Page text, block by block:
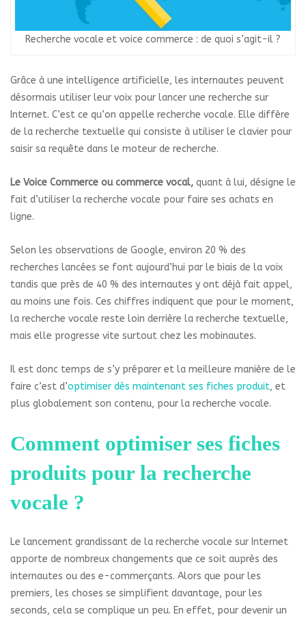
Recherche vocale et voice commerce : de quoi s’agit-il ?
Grâce à une intelligence artificielle, les internautes peuvent
désormais utiliser leur voix pour lancer une recherche sur
Internet. C’est ce qu’on appelle recherche vocale. Elle diffère
de la recherche textuelle qui consiste à utiliser le clavier pour
saisir sa requête dans le moteur de recherche.
Le Voice Commerce ou commerce vocal, quant à lui, désigne le
fait d’utiliser la recherche vocale pour faire ses achats en
ligne.
Selon les observations de Google, environ 20 % des
recherches lancées se font aujourd’hui par le biais de la voix
tandis que près de 40 % des internautes y ont déjà fait appel,
au moins une fois. Ces chiffres indiquent que pour le moment,
la recherche vocale reste loin derrière la recherche textuelle,
mais elle progresse vite surtout chez les mobinautes.
Il est donc temps de s’y préparer et la meilleure manière de le
faire c’est d’optimiser dès maintenant ses fiches produit, et
plus globalement son contenu, pour la recherche vocale.
Comment optimiser ses fiches
produits pour la recherche
vocale ?
Le lancement grandissant de la recherche vocale sur Internet
apporte de nombreux changements que ce soit auprès des
internautes ou des e-commerçants. Alors que pour les
premiers, les choses se simplifient davantage, pour les
seconds, cela se complique un peu. En effet, pour devenir un